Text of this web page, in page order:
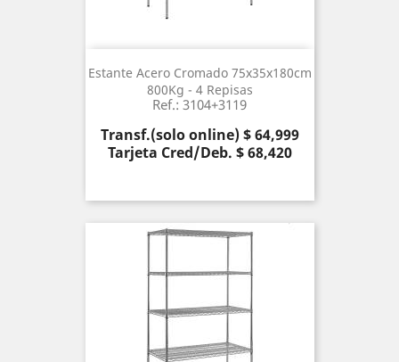
Estante Acero Cromado 75x35x180cm
800Kg - 4 Repisas
Ref.: 3104+3119
Precio
Transf.(solo online) $ 64,999
Tarjeta Cred/Deb. $ 68,420